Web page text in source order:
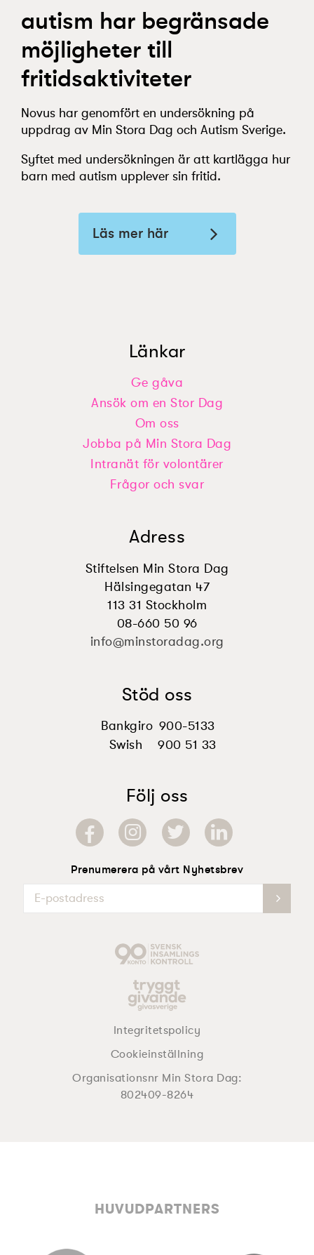
autism har begränsade
möjligheter till
fritidsaktiviteter
Novus har genomfört en undersökning på
uppdrag av Min Stora Dag och Autism Sverige.
Syftet med undersökningen är att kartlägga hur
barn med autism upplever sin fritid.
Läs mer här
Länkar
Ge gåva
Ansök om en Stor Dag
Om oss
Jobba på Min Stora Dag
Intranät för volontärer
Frågor och svar
Adress
Stiftelsen Min Stora Dag
Hälsingegatan 47
113 31 Stockholm
08-660 50 96
info@minstoradag.org
Stöd oss
Bankgiro 900-5133
Swish
900 51 33
Följ oss
Prenumerera på vårt Nyhetsbrev
Integritetspolicy
Cookieinställning
Organisationsnr Min Stora Dag:
802409-8264
HUVUDPARTNERS